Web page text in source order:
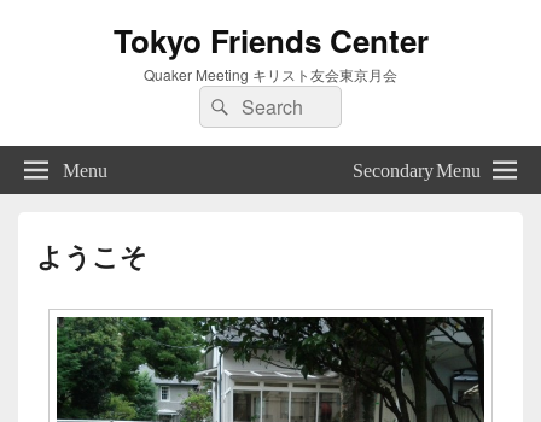
Tokyo Friends Center
Quaker Meeting キリスト友会東京月会
Search
for:
Search
Menu Secondary Menu
ようこそ